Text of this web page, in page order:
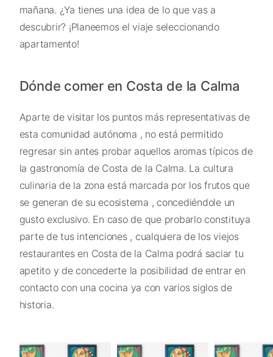
mañana. ¿Ya tienes una idea de lo que vas a
descubrir? ¡Planeemos el viaje seleccionando
apartamento!
Dónde comer en Costa de la Calma
Aparte de visitar los puntos más representativas de
esta comunidad autónoma , no está permitido
regresar sin antes probar aquellos aromas típicos de
la gastronomía de Costa de la Calma. La cultura
culinaria de la zona está marcada por los frutos que
se generan de su ecosistema , concediéndole un
gusto exclusivo. En caso de que probarlo constituya
parte de tus intenciones , cualquiera de los viejos
restaurantes en Costa de la Calma podrá saciar tu
apetito y de concederte la posibilidad de entrar en
contacto con una cocina ya con varios siglos de
historia.